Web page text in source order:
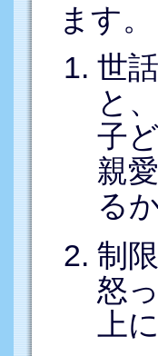
ます。
世
と
子
親
るか
制
怒
上